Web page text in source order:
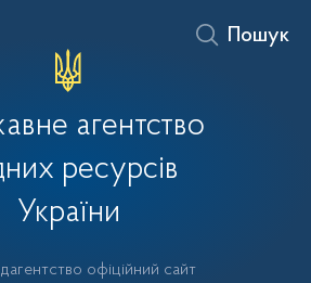
агентство
ресурсів
України
офіційний сайт
Пошук